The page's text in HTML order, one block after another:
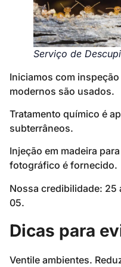
Serviço de
Iniciamos com
modernos são usados.
Tratamento químico é
subterrâneos.
Injeção em madeira
fotográfico é fornecido.
Nossa credibilidade: 25
05.
Dicas para
Ventile ambientes.